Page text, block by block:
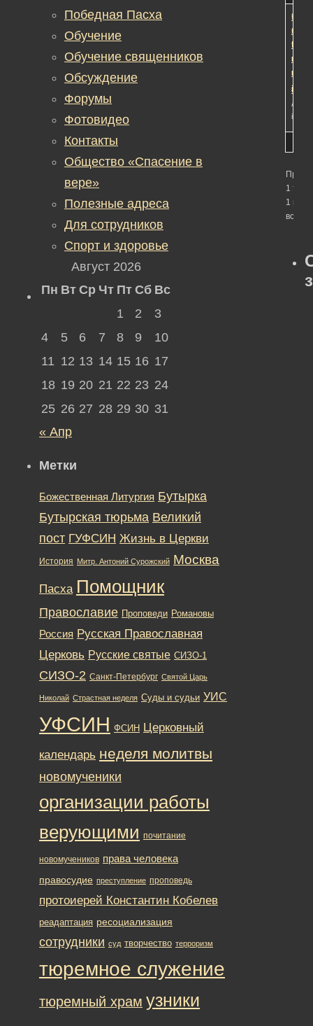
Как
in:
119
лет,
9
1
1 по 1
всего)
Победная Пасха
Обучение
Обучение священников
Обсуждение
Форумы
Фотовидео
Контакты
Общество «Спасение в
вере»
Полезные адреса
Для сотрудников
Спорт и здоровье
Август 2026
Пн Вт Ср Чт Пт Сб Вс
1
2
3
4
5 6 7 8 9
10
11 12 13 14 15 16 17
18 19 20 21 22 23 24
25 26 27 28 29 30 31
« Апр
Метки
Божественная Литургия Бутырка
Бутырская тюрьма Великий
пост ГУФСИН Жизнь в Церкви
История Митр. Антоний Сурожский Москва
Пасха Помощник
Православие Проповеди Романовы
Россия Русская Православная
Церковь Русские святые СИЗО-1
СИЗО-2 Санкт-Петербург Святой Царь
Николай Страстная неделя Суды и судьи УИС
УФСИН ФСИН Церковный
календарь неделя молитвы
новомученики
организации работы
верующими почитание
новомучеников права человека
правосудие преступление проповедь
протоиерей Константин Кобелев
реадаптация ресоциализация
сотрудники суд творчество терроризм
тюремное служение
тюремный храм узники